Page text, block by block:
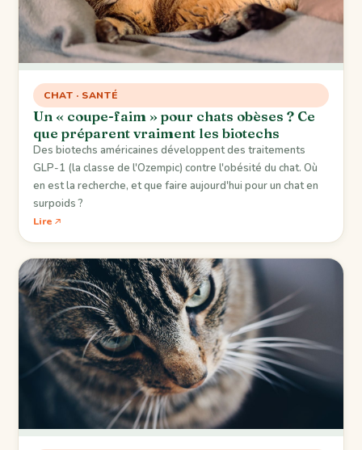
CHAT · SANTÉ
Un « coupe-faim » pour chats obèses ? Ce
que préparent vraiment les biotechs
Des biotechs américaines développent des traitements
GLP-1 (la classe de l'Ozempic) contre l'obésité du chat. Où
en est la recherche, et que faire aujourd'hui pour un chat en
surpoids ?
Lire